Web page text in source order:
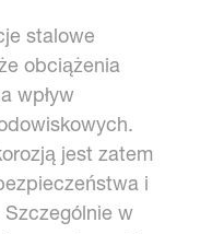
stalowe
obciążenia
wpływ
jest zatem
i
w